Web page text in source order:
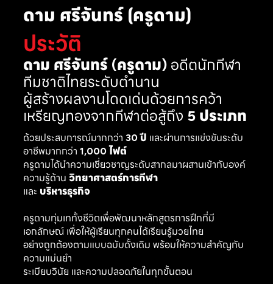
ดาม ศรีจันทร์ (ครูดาม)
ประวัติ
ดาม ศรีจันทร์ (ครูดาม)อดีตนักกีฬา
ทีมชาติไทยระดับตำนาน
ผู้สร้างผลงานโดดเด่นด้วยการคว้า
เหรียญทองจากกีฬาต่อสู้ถึง 5 ประเภท
ด้วยประสบการณ์มากกว่า 30 ปี และผ่านการแข่งขันระดับ
อาชีพมากกว่า 1,000 ไฟต์
ครูดามได้นำความเชี่ยวชาญระดับสากลมาผสานเข้ากับองค์
ความรู้ด้าน วิทยาศาสตร์การกีฬา
และ บริหารธุรกิจ
ครูดามทุ่มเททั้งชีวิตเพื่อพัฒนาหลักสูตรการฝึกที่มี
เอกลักษณ์ เพื่อให้ผู้เรียนทุกคนได้เรียนรู้มวยไทย
อย่างถูกต้องตามแบบฉบับดั้งเดิม พร้อมให้ความสำคัญกับ
ความแม่นยำ
ระเบียบวินัย และความปลอดภัยในทุกขั้นตอน